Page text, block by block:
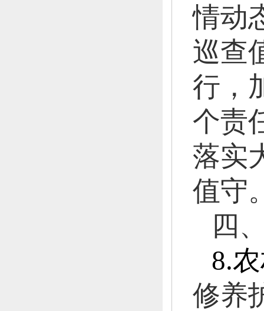
情动
巡查
行，
个责
落实
值守
四
8.
修养